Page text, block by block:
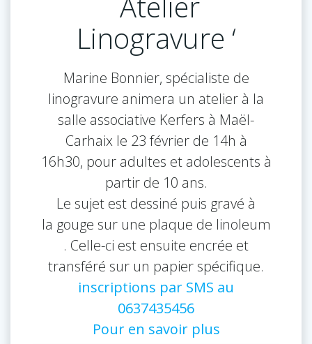
Linogravure ‘
Marine Bonnier, spécialiste de
linogravure animera un atelier à la
salle associative Kerfers à Maël-
Carhaix le 23 février de 14h à
16h30, pour adultes et adolescents à
partir de 10 ans.
Le sujet est dessiné puis gravé à
la gouge sur une plaque de linoleum
. Celle-ci est ensuite encrée et
transféré sur un papier spécifique.
inscriptions par SMS au
0637435456
Pour en savoir plus